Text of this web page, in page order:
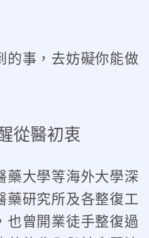
的事，去妨礙你能做
從醫初衷
藥大學等海外大學深
藥研究所及各整復工
也曾開業徒手整復過